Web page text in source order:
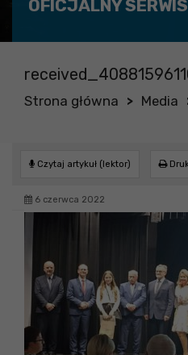
OFICJALNY
Strona główna > Media
Czytaj artykuł (lektor)
6 czerwca 2022